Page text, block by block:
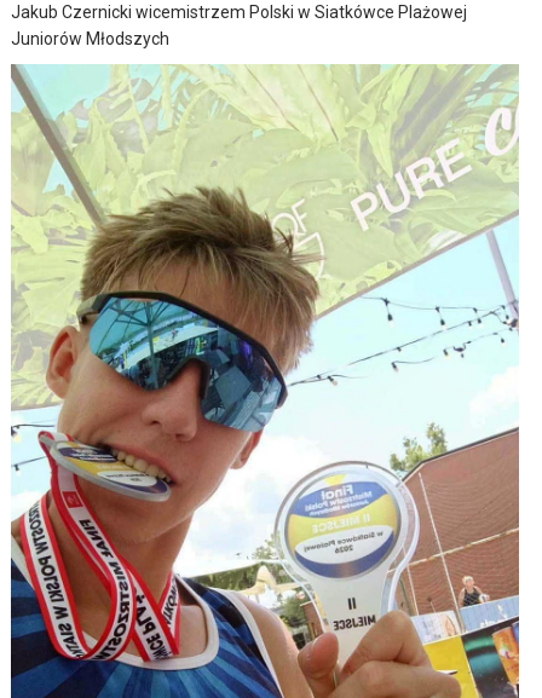
Jakub Czernicki wicemistrzem Polski w Siatkówce Plażowej
Juniorów Młodszych